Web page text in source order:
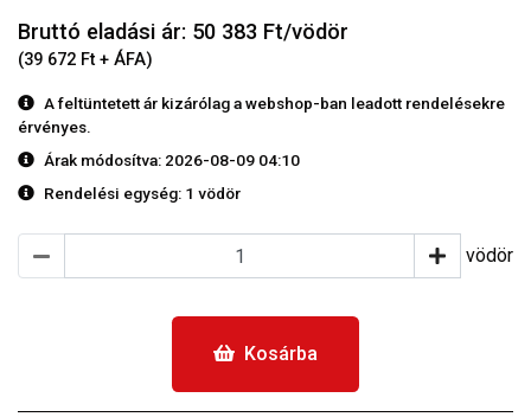
Bruttó eladási ár: 50 383 Ft/vödör
(39 672 Ft + ÁFA)
A feltüntetett ár kizárólag a webshop-ban leadott rendelésekre
érvényes.
Árak módosítva: 2026-08-09 04:10
Rendelési egység: 1 vödör
vödör
Kosárba